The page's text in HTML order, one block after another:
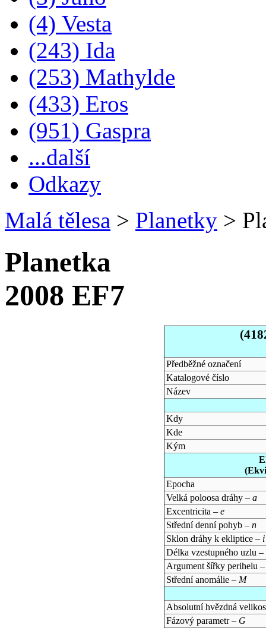
(4) Vesta
(243) Ida
(253) Mathylde
(433) Eros
(951) Gaspra
...další
Odkazy
Malá tělesa > Planetky >
Planetka
2008 EF7
Předběžné označení
Katalogové číslo
Název
Kdy
Kde
Kým
Epocha
Velká poloosa dráhy – a
Excentricita – e
Střední denní pohyb – n
Sklon dráhy k ekliptice – i
Délka vzestupného uzlu –
Argument šířky perihelu
Střední anomálie – M
Absolutní hvězdná
Fázový parametr – G